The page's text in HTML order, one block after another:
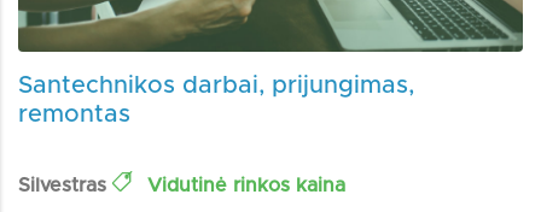
Santechnikos darbai, prijungimas,
remontas
Silvestras Vidutinė rinkos kaina